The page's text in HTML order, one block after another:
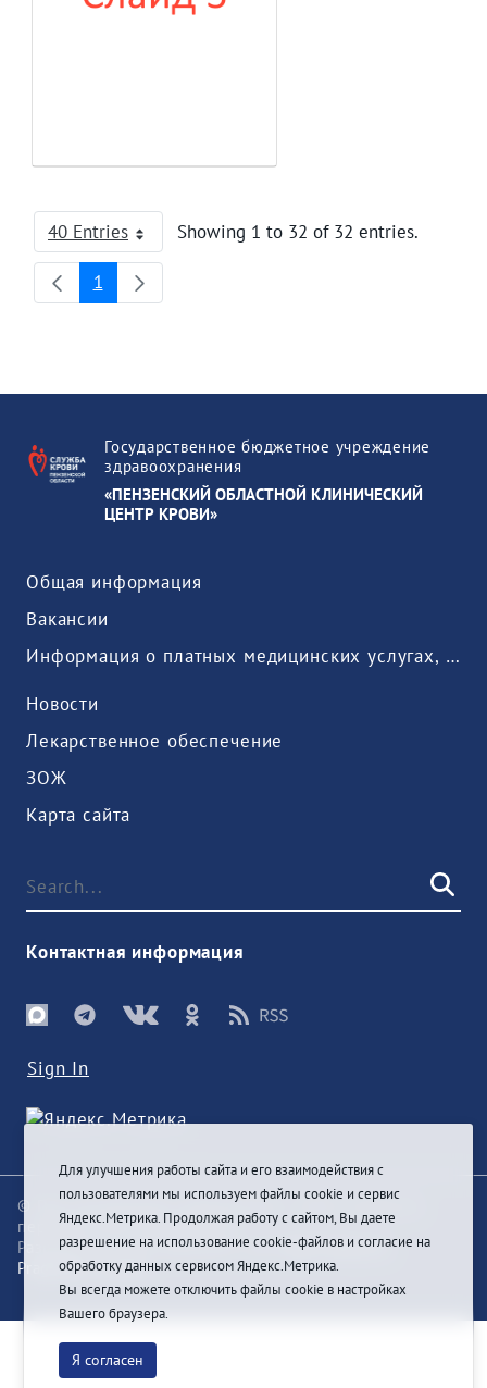
40 Entries
Per Page Showing 1 to 32 of 32 entries.
Page
1
Государственное бюджетное учреждение
здравоохранения
«ПЕНЗЕНСКИЙ ОБЛАСТНОЙ КЛИНИЧЕСКИЙ
ЦЕНТР КРОВИ»
Общая информация
Вакансии
Информация о платных медицинских услугах, предоставляемых медицинской организацией
Новости
Лекарственное обеспечение
ЗОЖ
Карта сайта
Контактная информация
Sign In
© При цитировании информации с сайта ссылка на
первоисточник обязательна
Разработка и техподдержка сайтаBars-Penza &
Pragmatic Studio
Для улучшения работы сайта и его взаимодействия с
пользователями мы используем файлы cookie и сервис
Яндекс.Метрика. Продолжая работу с сайтом, Вы даете
разрешение на использование cookie-файлов и согласие на
обработку данных сервисом Яндекс.Метрика.
Вы всегда можете отключить файлы cookie в настройках
Вашего браузера.
Я согласен